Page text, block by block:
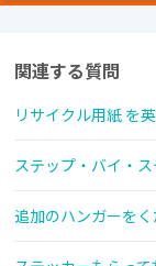
関連する質問
リサイクル用紙 を
ステップ・バイ・
追加のハンガーを